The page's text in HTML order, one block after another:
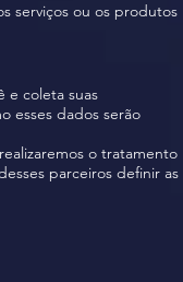
serviços ou os produtos
e coleta suas
esses dados serão
o tratamento
parceiros definir as